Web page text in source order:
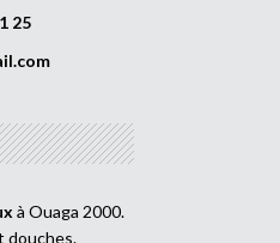
25
à Ouaga 2000.
douches.